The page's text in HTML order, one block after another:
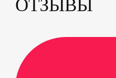
ОТЗЫВЫ